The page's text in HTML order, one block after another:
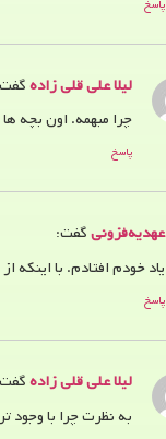
پاسخ
لیلا علی قلی زاده
چرا مبهمه. اون بچه
پاسخ
عهدیه‌فزونیگفت:
یاد خودم افتادم. با
پاسخ
لیلا علی قلی زاده
به نظرت چرا با وجود